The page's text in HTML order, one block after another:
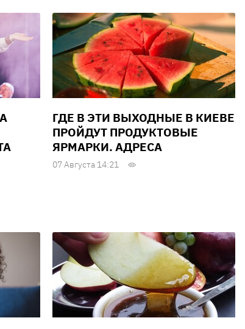
ГДЕ В ЭТИ ВЫХОДНЫЕ В КИЕВЕ
ПРОЙДУТ ПРОДУКТОВЫЕ
ЯРМАРКИ. АДРЕСА
07 Августа 14:21